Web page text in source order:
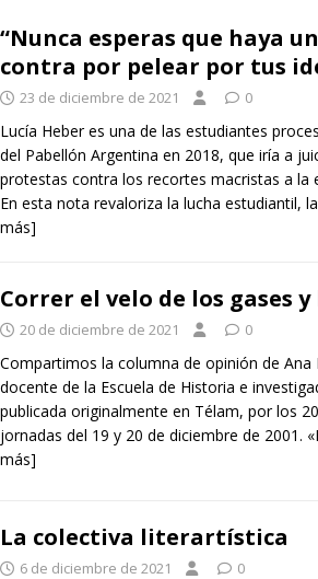
“Nunca esperas que haya
contra por pelear por tus
23 de diciembre de 2021 0
Lucía Heber es una de las estudiantes
del Pabellón Argentina en 2018, que iría a
protestas contra los recortes macristas a la
En esta nota revaloriza la lucha estudiantil,
más]
Correr el velo de los gases
20 de diciembre de 2021 0
Compartimos la columna de opinión de Ana
docente de la Escuela de Historia e
publicada originalmente en Télam, por los
jornadas del 19 y 20 de diciembre de 2001.
más]
La colectiva literartística
6 de diciembre de 2021 0